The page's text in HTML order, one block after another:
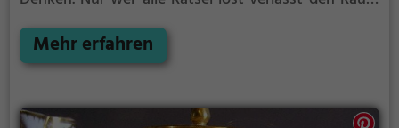
gewinnen. Im Escape Room ist für Einzelkämpfer
kein Platz. Nur wer als Gruppe zusammenarbeitet
lösen.
Mehr erfahren